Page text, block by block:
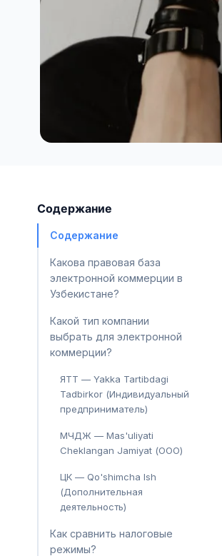
Содержание
Содержание
Какова правовая база
электронной коммерции в
Узбекистане?
Какой тип компании
выбрать для электронной
коммерции?
ЯТТ — Yakka Tartibdagi
Tadbirkor (Индивидуальный
предприниматель)
МЧДЖ — Mas'uliyati
Cheklangan Jamiyat (ООО)
ЦК — Qo'shimcha Ish
(Дополнительная
деятельность)
Как сравнить налоговые
режимы?